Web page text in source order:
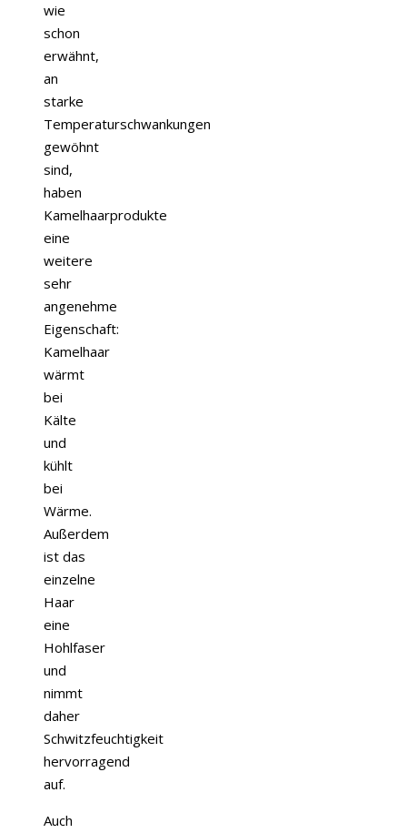
wie
schon
erwähnt,
an
starke
Temperaturschwankungen
gewöhnt
sind,
haben
Kamelhaarprodukte
eine
weitere
sehr
angenehme
Eigenschaft:
Kamelhaar
wärmt
bei
Kälte
und
kühlt
bei
Wärme.
Außerdem
ist das
einzelne
Haar
eine
Hohlfaser
und
nimmt
daher
Schwitzfeuchtigkeit
hervorragend
auf.
Auch